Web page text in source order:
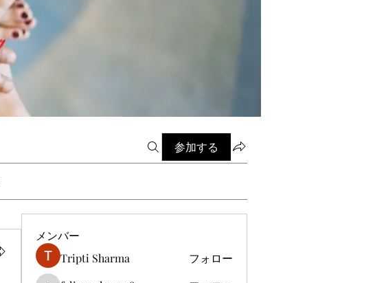
参加する
メンバー
Tripti Sharma
フォロー